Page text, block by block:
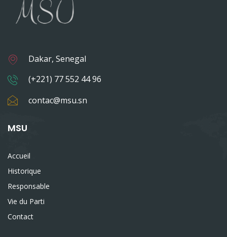
Dakar, Senegal
(+221) 77 552 44 96
contac@msu.sn
MSU
Accueil
Historique
Responsable
Vie du Parti
Contact